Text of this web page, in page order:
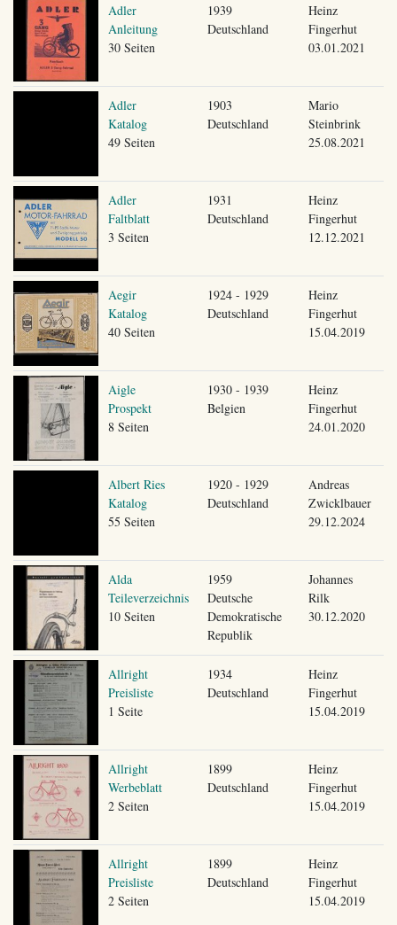
Adler
Anleitung
30 Seiten
1939
Deutschland
Heinz
Fingerhut
03.01.2021
Adler
Katalog
49 Seiten
1903
Deutschland
Mario
Steinbrink
25.08.2021
Adler
Faltblatt
3 Seiten
1931
Deutschland
Heinz
Fingerhut
12.12.2021
Aegir
Katalog
40 Seiten
1924 - 1929
Deutschland
Heinz
Fingerhut
15.04.2019
Aigle
Prospekt
8 Seiten
1930 - 1939
Belgien
Heinz
Fingerhut
24.01.2020
Albert Ries
Katalog
55 Seiten
1920 - 1929
Deutschland
Andreas
Zwicklbauer
29.12.2024
Alda
Teileverzeichnis
10 Seiten
1959
Deutsche
Demokratische
Republik
Johannes
Rilk
30.12.2020
Allright
Preisliste
1 Seite
1934
Deutschland
Heinz
Fingerhut
15.04.2019
Allright
Werbeblatt
2 Seiten
1899
Deutschland
Heinz
Fingerhut
15.04.2019
Allright
Preisliste
2 Seiten
1899
Deutschland
Heinz
Fingerhut
15.04.2019